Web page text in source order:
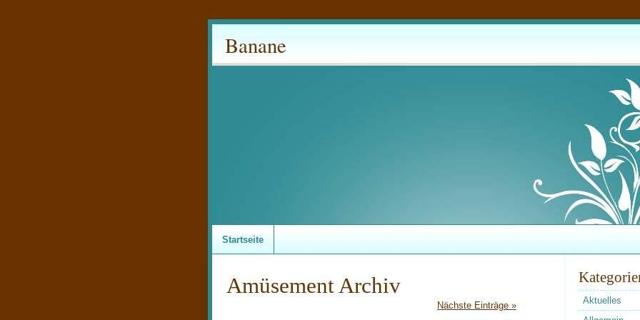
Banane
Startseite
Amüsement Archiv
Nächste Einträge »
Aktuelles